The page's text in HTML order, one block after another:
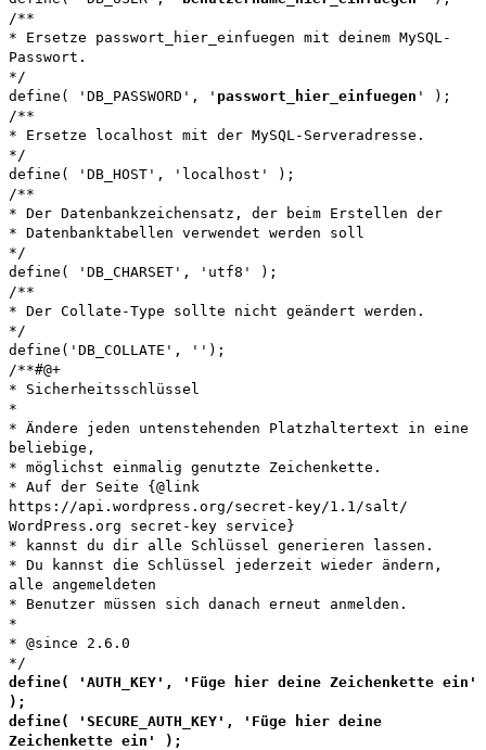
/**
* Ersetze passwort_hier_einfuegen mit deinem MySQL-
Passwort.
*/
define( 'DB_PASSWORD', ' passwort_hier_einfuegen ' );
/**
* Ersetze localhost mit der MySQL-Serveradresse.
*/
define( 'DB_HOST', 'localhost' );
/**
* Der Datenbankzeichensatz, der beim Erstellen der
* Datenbanktabellen verwendet werden soll
*/
define( 'DB_CHARSET', 'utf8' );
/**
* Der Collate-Type sollte nicht geändert werden.
*/
define('DB_COLLATE', '');
/**#@+
* Sicherheitsschlüssel
*
* Ändere jeden untenstehenden Platzhaltertext in eine
beliebige,
* möglichst einmalig genutzte Zeichenkette.
* Auf der Seite {@link
https://api.wordpress.org/secret-key/1.1/salt/
WordPress.org secret-key service}
* kannst du dir alle Schlüssel generieren lassen.
* Du kannst die Schlüssel jederzeit wieder ändern,
alle angemeldeten
* Benutzer müssen sich danach erneut anmelden.
*
* @since 2.6.0
*/
define( 'AUTH_KEY', 'Füge hier deine Zeichenkette ein'
);
define( 'SECURE_AUTH_KEY', 'Füge hier deine
Zeichenkette ein' );